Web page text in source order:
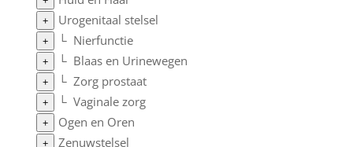
+ Urogenitaal stelsel
+ └ Nierfunctie
+ └ Blaas en Urinewegen
+ └ Zorg prostaat
+ └ Vaginale zorg
+ Ogen en Oren
+ Zenuwstelsel